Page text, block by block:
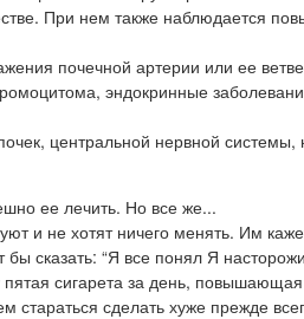
При нем также наблюдается
почечной артерии или ее
эндокринные
центральной нервной
ее лечить. Но все же...
и не хотят ничего менять. Им
сказать: “Я все понял Я
пятая сигарета за день, повышающая
сделать хуже прежде